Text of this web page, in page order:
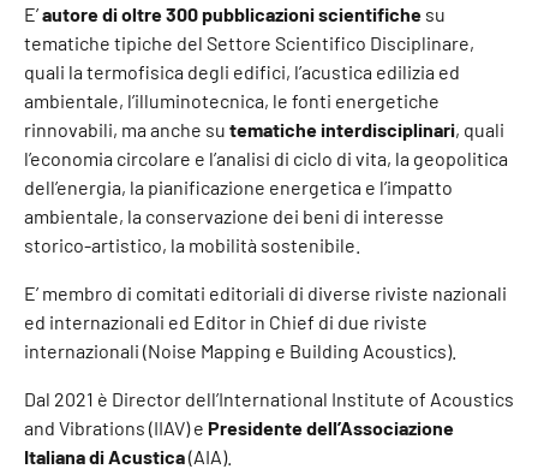
E’autore di oltre 300 pubblicazioni scientifiche su
tematiche tipiche del Settore Scientifico Disciplinare,
quali la termofisica degli edifici, l’acustica edilizia ed
ambientale, l’illuminotecnica, le fonti energetiche
rinnovabili, ma anche su tematiche interdisciplinari, quali
l’economia circolare e l’analisi di ciclo di vita, la geopolitica
dell’energia, la pianificazione energetica e l’impatto
ambientale, la conservazione dei beni di interesse
storico-artistico, la mobilità sostenibile.
E’ membro di comitati editoriali di diverse riviste nazionali
ed internazionali ed Editor in Chief di due riviste
internazionali (Noise Mapping e Building Acoustics).
Dal 2021 è Director dell’International Institute of Acoustics
and Vibrations (IIAV) e Presidente dell’Associazione
Italiana di Acustica(AIA).